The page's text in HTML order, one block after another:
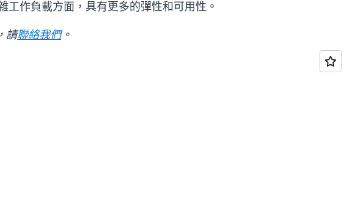
作負載方面，具有更多的彈性和可用性。
請聯絡我們。